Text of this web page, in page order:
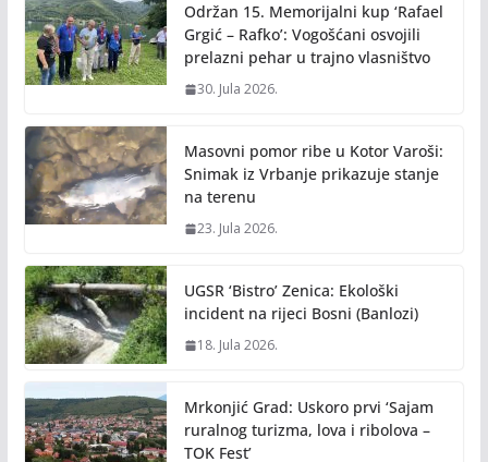
Održan 15. Memorijalni kup ‘Rafael
Grgić – Rafko’: Vogošćani osvojili
prelazni pehar u trajno vlasništvo
30. Jula 2026.
Masovni pomor ribe u Kotor Varoši:
Snimak iz Vrbanje prikazuje stanje
na terenu
23. Jula 2026.
UGSR ‘Bistro’ Zenica: Ekološki
incident na rijeci Bosni (Banlozi)
18. Jula 2026.
Mrkonjić Grad: Uskoro prvi ‘Sajam
ruralnog turizma, lova i ribolova –
TOK Fest’